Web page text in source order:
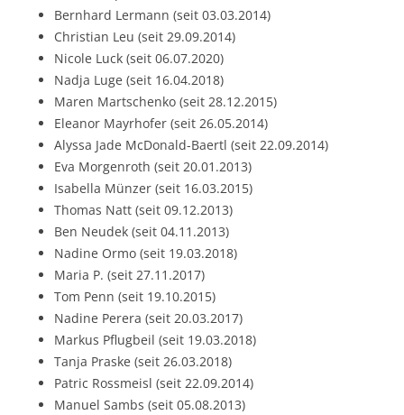
Bernhard Lermann (seit 03.03.2014)
Christian Leu (seit 29.09.2014)
Nicole Luck (seit 06.07.2020)
Nadja Luge (seit 16.04.2018)
Maren Martschenko (seit 28.12.2015)
Eleanor Mayrhofer (seit 26.05.2014)
Alyssa Jade McDonald-Baertl (seit 22.09.2014)
Eva Morgenroth (seit 20.01.2013)
Isabella Münzer (seit 16.03.2015)
Thomas Natt (seit 09.12.2013)
Ben Neudek (seit 04.11.2013)
Nadine Ormo (seit 19.03.2018)
Maria P. (seit 27.11.2017)
Tom Penn (seit 19.10.2015)
Nadine Perera (seit 20.03.2017)
Markus Pflugbeil (seit 19.03.2018)
Tanja Praske (seit 26.03.2018)
Patric Rossmeisl (seit 22.09.2014)
Manuel Sambs (seit 05.08.2013)